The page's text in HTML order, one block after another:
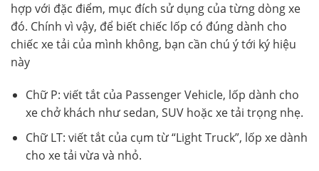
hợp với đặc điểm, mục đích sử dụng của từng dòng xe
đó. Chính vì vậy, để biết chiếc lốp có đúng dành cho
chiếc xe tải của mình không, bạn cần chú ý tới ký hiệu
này
Chữ P: viết tắt của Passenger Vehicle, lốp dành cho
xe chở khách như sedan, SUV hoặc xe tải trọng nhẹ.
Chữ LT: viết tắt của cụm từ “Light Truck”, lốp xe dành
cho xe tải vừa và nhỏ.